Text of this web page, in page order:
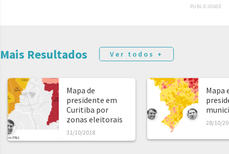
PUBLICIDADE
Mais Resultados Ver todos +
Mapa de
presidente em
Curitiba por
zonas eleitorais
31/10/2018
Mapa
28/10/